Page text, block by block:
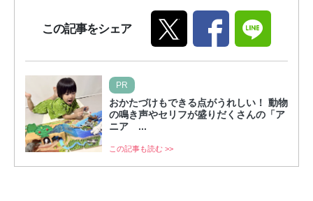
この記事をシェア
PR
おかたづけもできる点がうれしい！ 動物
の鳴き声やセリフが盛りだくさんの「ア
ニア ...
この記事も読む >>